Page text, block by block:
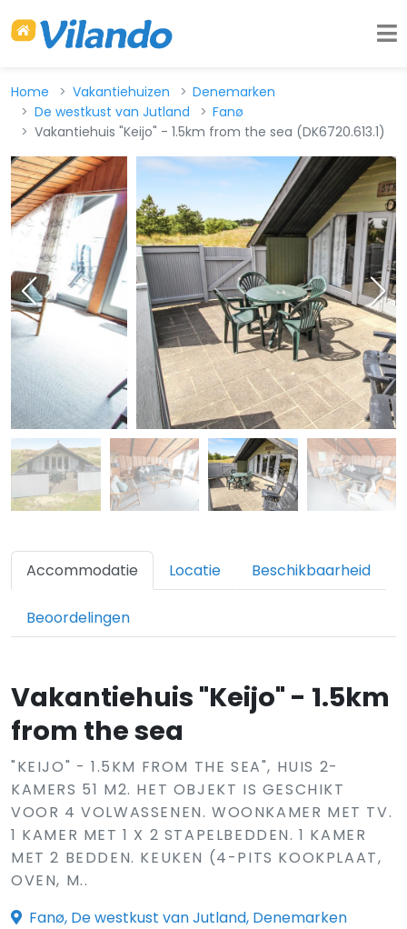
Home Vakantiehuizen
Denemarken
De westkust van Jutland
Fanø
Vakantiehuis "Keijo" - 1.5km from the sea (DK6720.613.1)
Accommodatie Locatie Beschikbaarheid
Beoordelingen
Vakantiehuis "Keijo" - 1.5km
from the sea
"KEIJO" - 1.5KM FROM THE SEA", HUIS 2-
KAMERS 51 M2. HET OBJEKT IS GESCHIKT
VOOR 4 VOLWASSENEN. WOONKAMER MET TV.
1 KAMER MET 1 X 2 STAPELBEDDEN. 1 KAMER
MET 2 BEDDEN. KEUKEN (4-PITS KOOKPLAAT,
OVEN, M..
Fanø, De westkust van Jutland, Denemarken